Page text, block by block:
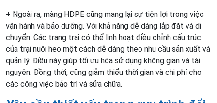
+ Ngoài ra, màng HDPE cũng mang lại sự tiện lợi trong việc
vận hành và bảo dưỡng. Với khả năng dễ dàng lắp đặt và di
chuyển. Các trang trại có thể linh hoạt điều chỉnh cấu trúc
của trại nuôi heo một cách dễ dàng theo nhu cầu sản xuất và
quản lý. Điều này giúp tối ưu hóa sử dụng không gian và tài
nguyên. Đồng thời, cũng giảm thiểu thời gian và chi phí cho
các công việc bảo trì và sửa chữa.